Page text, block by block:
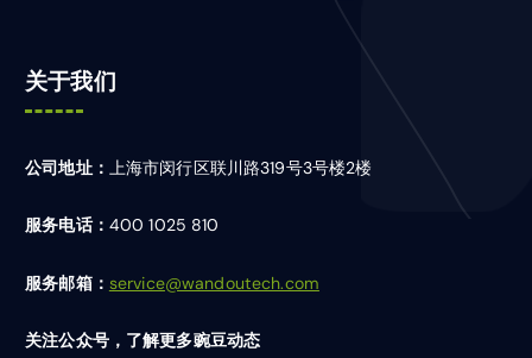
关于我们
公司地址： 上海市闵行区联川路319号3号楼2楼
服务电话： 400 1025 810
服务邮箱： service@wandoutech.com
关注公众号，了解更多豌豆动态